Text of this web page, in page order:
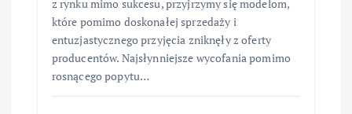
z rynku mimo sukcesu, przyjrzymy się modelom,
które pomimo doskonałej sprzedaży i
entuzjastycznego przyjęcia zniknęły z oferty
producentów. Najsłynniejsze wycofania pomimo
rosnącego popytu…